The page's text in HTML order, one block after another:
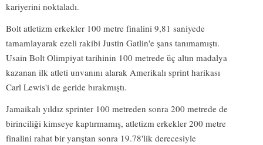
kariyerini noktaladı.
Bolt atletizm erkekler 100 metre finalini 9,81 saniyede
tamamlayarak ezeli rakibi Justin Gatlin'e şans tanımamıştı.
Usain Bolt Olimpiyat tarihinin 100 metrede üç altın madalya
kazanan ilk atleti unvanını alarak Amerikalı sprint harikası
Carl Lewis'i de geride bırakmıştı.
Jamaikalı yıldız sprinter 100 metreden sonra 200 metrede de
birinciliği kimseye kaptırmamış, atletizm erkekler 200 metre
finalini rahat bir yarıştan sonra 19.78'lik derecesiyle